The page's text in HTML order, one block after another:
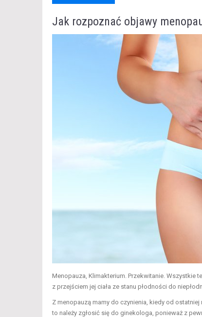
Jak rozpoznać objawy
Menopauza, Klimakterium. Przekwitanie. Wszystkie
z przejściem jej ciała ze stanu płodności do
Z menopauzą mamy do czynienia, kiedy od
to należy zgłosić się do ginekologa, ponieważ z